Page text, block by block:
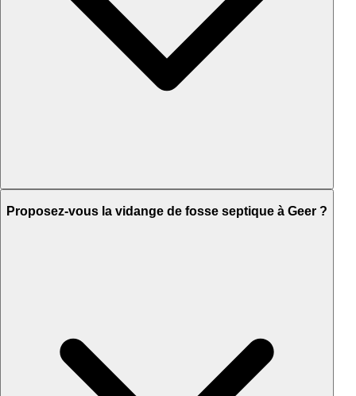
Proposez-vous la vidange de fosse septique à Geer ?